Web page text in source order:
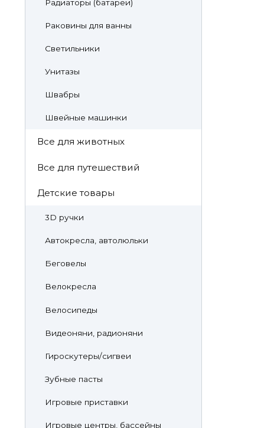
Радиаторы (батареи)
Раковины для ванны
Светильники
Унитазы
Швабры
Швейные машинки
Все для животных
Все для путешествий
Детские товары
3D ручки
Автокресла, автолюльки
Беговелы
Велокресла
Велосипеды
Видеоняни, радионяни
Гироскутеры/сигвеи
Зубные пасты
Игровые приставки
Игровые центры, бассейны